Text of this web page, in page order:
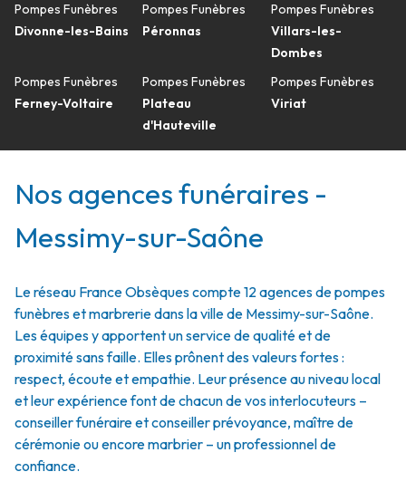
Pompes Funèbres
Divonne-les-Bains
Pompes Funèbres
Ferney-Voltaire
Pompes Funèbres
Péronnas
Pompes Funèbres
Plateau
d'Hauteville
Pompes Funèbres
Villars-les-
Dombes
Pompes Funèbres
Viriat
Nos agences funéraires -
Messimy-sur-Saône
Le réseau France Obsèques compte 12 agences de pompes
funèbres et marbrerie dans la ville de Messimy-sur-Saône.
Les équipes y apportent un service de qualité et de
proximité sans faille. Elles prônent des valeurs fortes :
respect, écoute et empathie. Leur présence au niveau local
et leur expérience font de chacun de vos interlocuteurs –
conseiller funéraire et conseiller prévoyance, maître de
cérémonie ou encore marbrier – un professionnel de
confiance.